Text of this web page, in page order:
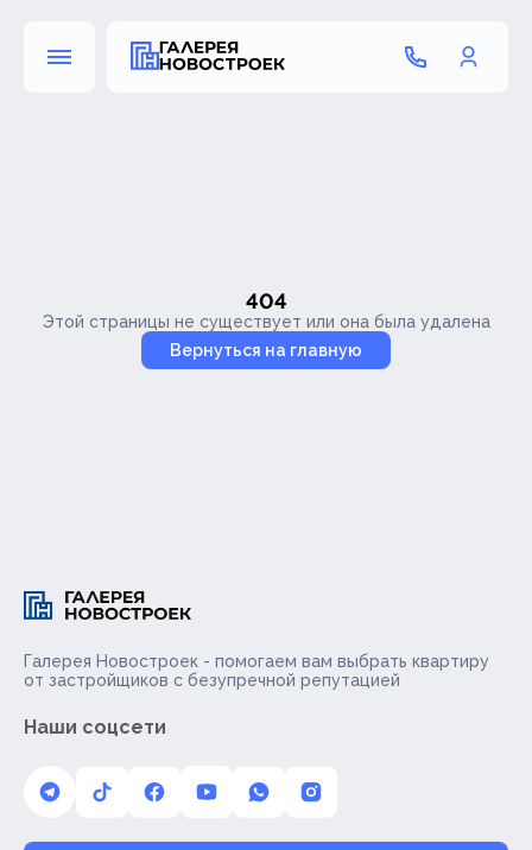
404
Этой страницы не существует или она была удалена
Вернуться на главную
Галерея Новостроек - помогаем вам выбрать квартиру
от застройщиков с безупречной репутацией
Наши соцсети